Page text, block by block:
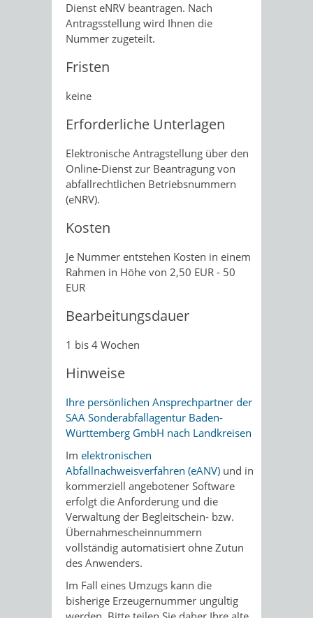
Dienst eNRV beantragen. Nach
Antragsstellung wird Ihnen die
Nummer zugeteilt.
Fristen
keine
Erforderliche Unterlagen
Elektronische Antragstellung über den
Online-Dienst zur Beantragung von
abfallrechtlichen Betriebsnummern
(eNRV).
Kosten
Je Nummer entstehen Kosten in einem
Rahmen in Höhe von 2,50 EUR - 50
EUR
Bearbeitungsdauer
1 bis 4 Wochen
Hinweise
Ihre persönlichen Ansprechpartner der
SAA Sonderabfallagentur Baden-
Württemberg GmbH nach Landkreisen
Im elektronischen
Abfallnachweisverfahren (eANV) und in
kommerziell angebotener Software
erfolgt die Anforderung und die
Verwaltung der Begleitschein- bzw.
Übernahmescheinnummern
vollständig automatisiert ohne Zutun
des Anwenders.
Im Fall eines Umzugs kann die
bisherige Erzeugernummer ungültig